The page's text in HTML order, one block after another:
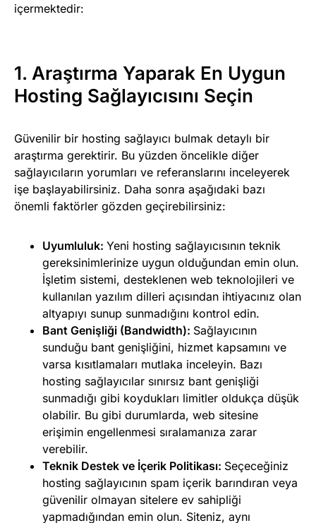
içermektedir:
1. Araştırma Yaparak En Uygun
Hosting Sağlayıcısını Seçin
Güvenilir bir hosting sağlayıcı bulmak detaylı bir
araştırma gerektirir. Bu yüzden öncelikle diğer
sağlayıcıların yorumları ve referanslarını inceleyerek
işe başlayabilirsiniz. Daha sonra aşağıdaki bazı
önemli faktörler gözden geçirebilirsiniz:
Uyumluluk: Yeni hosting sağlayıcısının teknik
gereksinimlerinize uygun olduğundan emin olun.
İşletim sistemi, desteklenen web teknolojileri ve
kullanılan yazılım dilleri açısından ihtiyacınız olan
altyapıyı sunup sunmadığını kontrol edin.
Bant Genişliği (Bandwidth): Sağlayıcının
sunduğu bant genişliğini, hizmet kapsamını ve
varsa kısıtlamaları mutlaka inceleyin. Bazı
hosting sağlayıcılar sınırsız bant genişliği
sunmadığı gibi koydukları limitler oldukça düşük
olabilir. Bu gibi durumlarda, web sitesine
erişimin engellenmesi sıralamanıza zarar
verebilir.
Teknik Destek ve İçerik Politikası: Seçeceğiniz
hosting sağlayıcının spam içerik barındıran veya
güvenilir olmayan sitelere ev sahipliği
yapmadığından emin olun. Siteniz, aynı